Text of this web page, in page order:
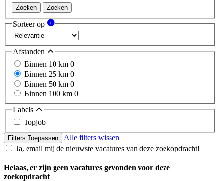
Zoeken Zoeken
Sorteer op
Afstanden
Binnen 10 km 0
Binnen 25 km 0
Binnen 50 km 0
Binnen 100 km 0
Labels
Topjob
Filters Toepassen
Alle filters wissen
Ja, email mij de nieuwste vacatures van deze zoekopdracht!
Helaas, er zijn geen vacatures gevonden voor deze
zoekopdracht